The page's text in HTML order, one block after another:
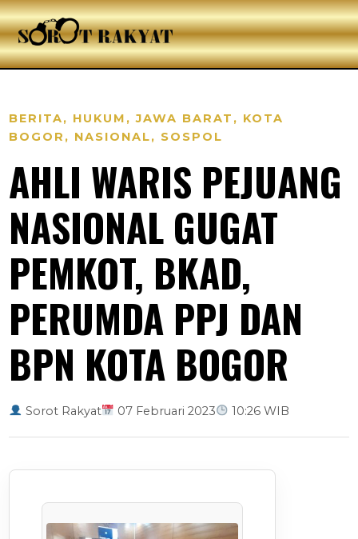
BERITA, HUKUM ,JAWA BARAT , KOTA
BOGOR , NASIONAL, SOSPOL
AHLI WARIS PEJUANG
NASIONAL GUGAT
PEMKOT, BKAD,
PERUMDA PPJ DAN
BPN KOTA BOGOR
Sorot Rakyat 07 Februari 2023 10:26 WIB